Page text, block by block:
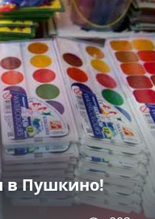
в Пушкино!